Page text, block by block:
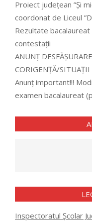
Proiect județean ”Și
coordonat de Liceul
Rezultate
contestații
ANUNȚ
CORIGENȚĂ/
Anunț important!!!
examen bacalaureat
Inspectoratul Școlar